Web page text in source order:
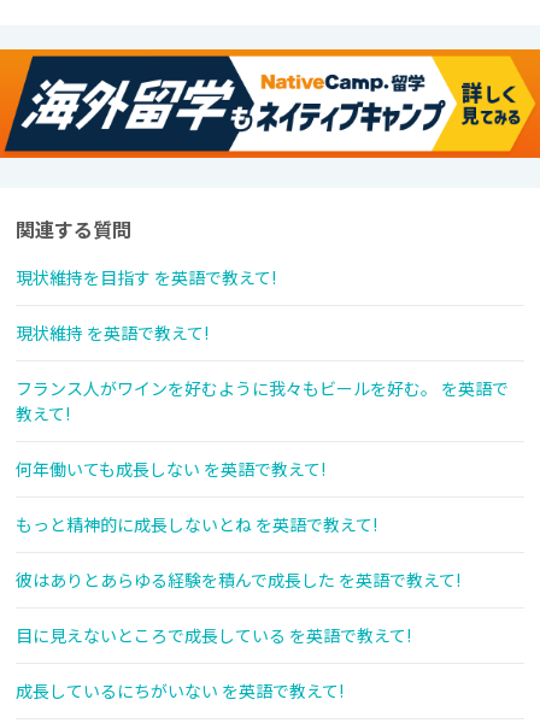
関連する質問
現状維持を目指す を英語で教えて!
現状維持 を英語で教えて!
フランス人がワインを好むように我々もビールを好む。 を英語で
教えて!
何年働いても成長しない を英語で教えて!
もっと精神的に成長しないとね を英語で教えて!
彼はありとあらゆる経験を積んで成長した を英語で教えて!
目に見えないところで成長している を英語で教えて!
成長しているにちがいない を英語で教えて!